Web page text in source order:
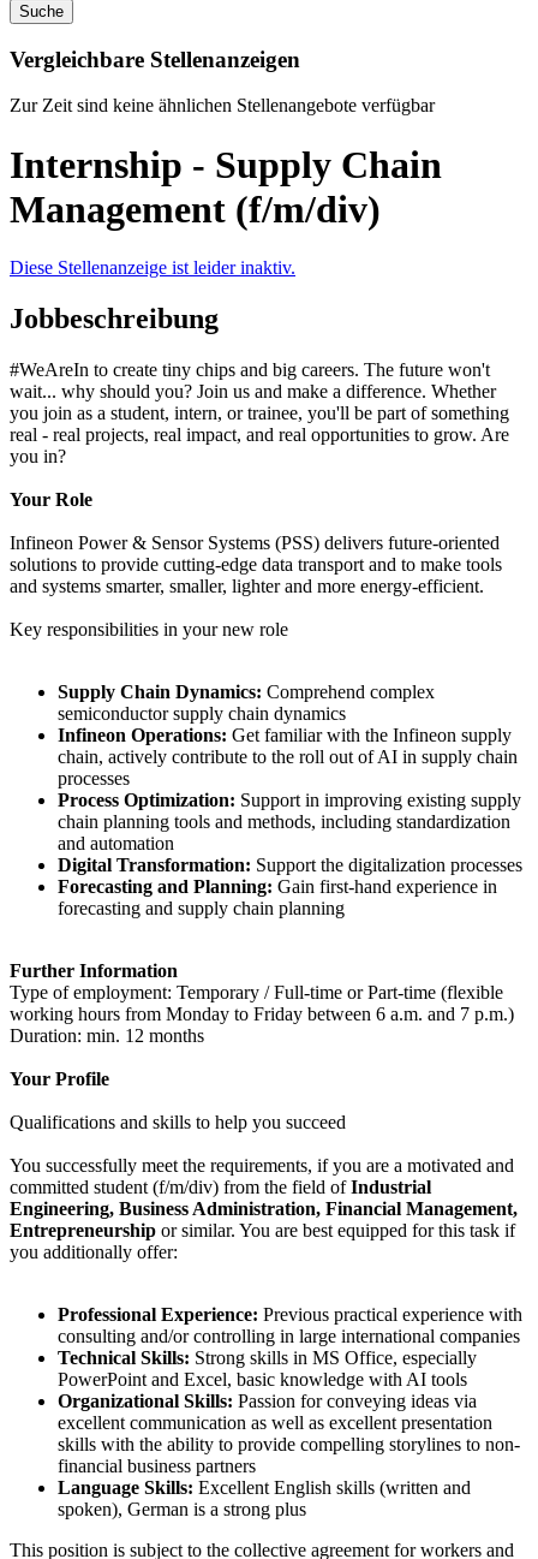
Suche
Vergleichbare Stellenanzeigen
Zur Zeit sind keine ähnlichen Stellenangebote verfügbar
Internship - Supply Chain
Management (f/m/div)
Diese Stellenanzeige ist leider inaktiv.
Jobbeschreibung
#WeAreIn to create tiny chips and big careers. The future won't
wait... why should you? Join us and make a difference. Whether
you join as a student, intern, or trainee, you'll be part of something
real - real projects, real impact, and real opportunities to grow. Are
you in?
Your Role
Infineon Power & Sensor Systems (PSS) delivers future-oriented
solutions to provide cutting-edge data transport and to make tools
and systems smarter, smaller, lighter and more energy-efficient.
Key responsibilities in your new role
Supply Chain Dynamics: Comprehend complex
semiconductor supply chain dynamics
Infineon Operations: Get familiar with the Infineon supply
chain, actively contribute to the roll out of AI in supply chain
processes
Process Optimization: Support in improving existing supply
chain planning tools and methods, including standardization
and automation
Digital Transformation: Support the digitalization processes
Forecasting and Planning: Gain first-hand experience in
forecasting and supply chain planning
Further Information
Type of employment: Temporary / Full-time or Part-time (flexible
working hours from Monday to Friday between 6 a.m. and 7 p.m.)
Duration: min. 12 months
Your Profile
Qualifications and skills to help you succeed
You successfully meet the requirements, if you are a motivated and
committed student (f/m/div) from the field ofIndustrial
Engineering, Business Administration, Financial Management,
Entrepreneurship or similar. You are best equipped for this task if
you additionally offer:
Professional Experience: Previous practical experience with
consulting and/or controlling in large international companies
Technical Skills: Strong skills in MS Office, especially
PowerPoint and Excel, basic knowledge with AI tools
Organizational Skills: Passion for conveying ideas via
excellent communication as well as excellent presentation
skills with the ability to provide compelling storylines to non-
financial business partners
Language Skills: Excellent English skills (written and
spoken), German is a strong plus
This position is subject to the collective agreement for workers and